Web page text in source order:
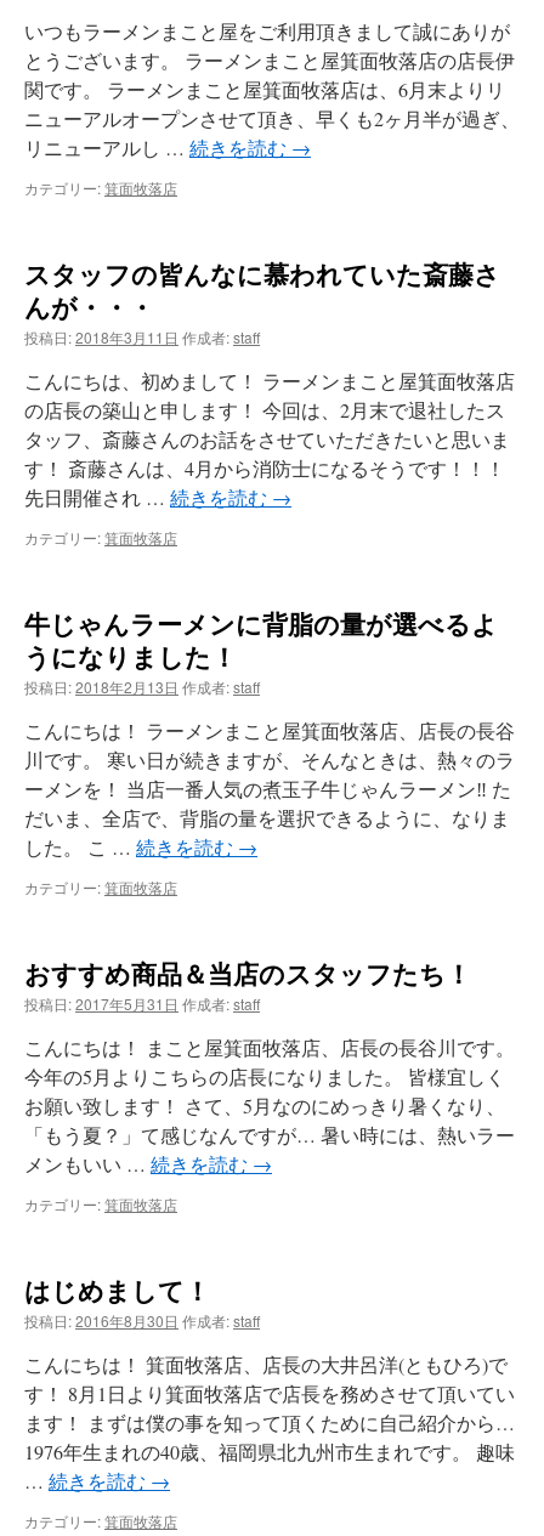
いつもラーメンまこと屋をご利用頂きまして誠にありが
とうございます。 ラーメンまこと屋箕面牧落店の店長伊
関です。 ラーメンまこと屋箕面牧落店は、6月末よりリ
ニューアルオープンさせて頂き、早くも2ヶ月半が過ぎ、
リニューアルし … 続きを読む →
カテゴリー:箕面牧落店
スタッフの皆んなに慕われていた斎藤さ
んが・・・
投稿日:2018年3月11日 作成者:staff
こんにちは、初めまして！ ラーメンまこと屋箕面牧落店
の店長の築山と申します！ 今回は、2月末で退社したス
タッフ、斎藤さんのお話をさせていただきたいと思いま
す！ 斎藤さんは、4月から消防士になるそうです！！！
先日開催され … 続きを読む →
カテゴリー:箕面牧落店
牛じゃんラーメンに背脂の量が選べるよ
うになりました！
投稿日:2018年2月13日 作成者:staff
こんにちは！ ラーメンまこと屋箕面牧落店、店長の長谷
川です。 寒い日が続きますが、そんなときは、熱々のラ
ーメンを！ 当店一番人気の煮玉子牛じゃんラーメン‼️ た
だいま、全店で、背脂の量を選択できるように、なりま
した。 こ … 続きを読む →
カテゴリー:箕面牧落店
おすすめ商品＆当店のスタッフたち！
投稿日:2017年5月31日 作成者:staff
こんにちは！ まこと屋箕面牧落店、店長の長谷川です。
今年の5月よりこちらの店長になりました。 皆様宜しく
お願い致します！ さて、5月なのにめっきり暑くなり、
「もう夏？」て感じなんですが… 暑い時には、熱いラー
メンもいい … 続きを読む →
カテゴリー:箕面牧落店
はじめまして！
投稿日:2016年8月30日 作成者:staff
こんにちは！ 箕面牧落店、店長の大井呂洋(ともひろ)で
す！ 8月1日より箕面牧落店で店長を務めさせて頂いてい
ます！ まずは僕の事を知って頂くために自己紹介から…
1976年生まれの40歳、福岡県北九州市生まれです。 趣味
… 続きを読む →
カテゴリー:箕面牧落店